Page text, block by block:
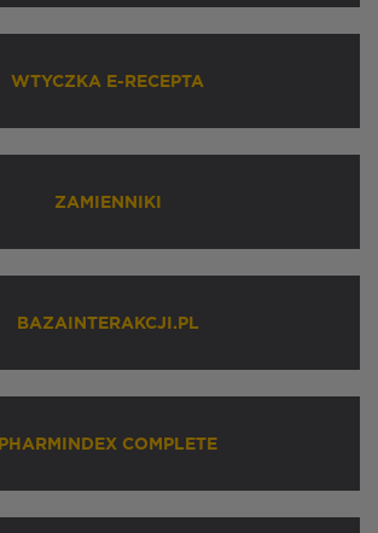
WTYCZKA E-RECEPTA
ZAMIENNIKI
BAZAINTERAKCJI.PL
PHARMINDEX COMPLETE